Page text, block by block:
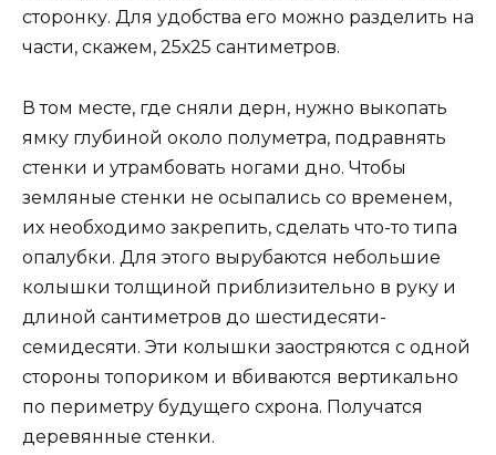
сторонку. Для удобства его можно разделить на
части, скажем, 25х25 сантиметров.
В том месте, где сняли дерн, нужно выкопать
ямку глубиной около полуметра, подравнять
стенки и утрамбовать ногами дно. Чтобы
земляные стенки не осыпались со временем,
их необходимо закрепить, сделать что-то типа
опалубки. Для этого вырубаются небольшие
колышки толщиной приблизительно в руку и
длиной сантиметров до шестидесяти-
семидесяти. Эти колышки заостряются с одной
стороны топориком и вбиваются вертикально
по периметру будущего схрона. Получатся
деревянные стенки.